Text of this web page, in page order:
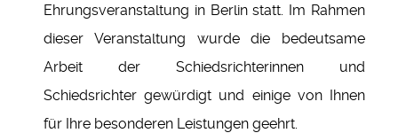
Ehrungsveranstaltung in Berlin statt. Im Rahmen
dieser Veranstaltung wurde die bedeutsame
Arbeit der Schiedsrichterinnen und
Schiedsrichter gewürdigt und einige von Ihnen
für Ihre besonderen Leistungen geehrt.